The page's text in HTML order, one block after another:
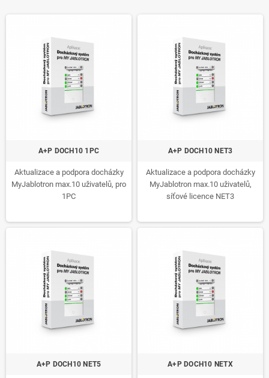
A+P DOCH10 1PC
Aktualizace a podpora docházky
MyJablotron max.10 uživatelů, pro
1PC
A+P DOCH10 NET3
Aktualizace a podpora docházky
MyJablotron max.10 uživatelů,
síťové licence NET3
A+P DOCH10 NET5 A+P DOCH10 NETX